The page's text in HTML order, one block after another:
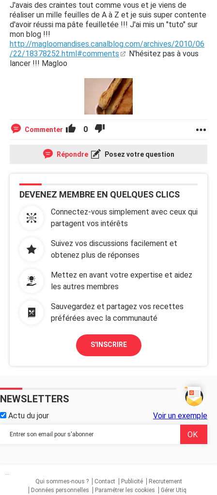
J'avais des craintes tout comme vous et je viens de
réaliser un mille feuilles de A à Z et je suis super contente
d'avoir réussi ma pâte feuilletée !!! J'ai mis un "tuto" sur
mon blog !!!
http://magloomandises.canalblog.com/archives/2010/06
/22/18378252.html#comments
N'hésitez pas à vous
lancer !!! Magloo
Commenter 0
Répondre Posez votre question
DEVENEZ MEMBRE EN QUELQUES CLICS
Connectez-vous simplement avec ceux qui
partagent vos intérêts
Suivez vos discussions facilement et
obtenez plus de réponses
Mettez en avant votre expertise et aidez
les autres membres
Sauvegardez et partagez vos recettes
préférées avec la communauté
S'INSCRIRE
NEWSLETTERS
Actu du jour Voir un exemple
...
Qui sommes-nous ?
Contact Publicité
Recrutement
Données personnelles
Paramétrer les cookies Gérer Utiq